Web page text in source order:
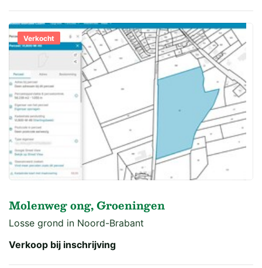
Verkocht
Molenweg ong, Groeningen
Losse grond in Noord-Brabant
Verkoop bij inschrijving